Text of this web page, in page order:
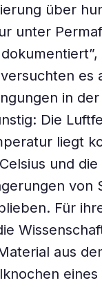
über
unter
es
in
Die
liegt
und die
von
Für
aus
eines